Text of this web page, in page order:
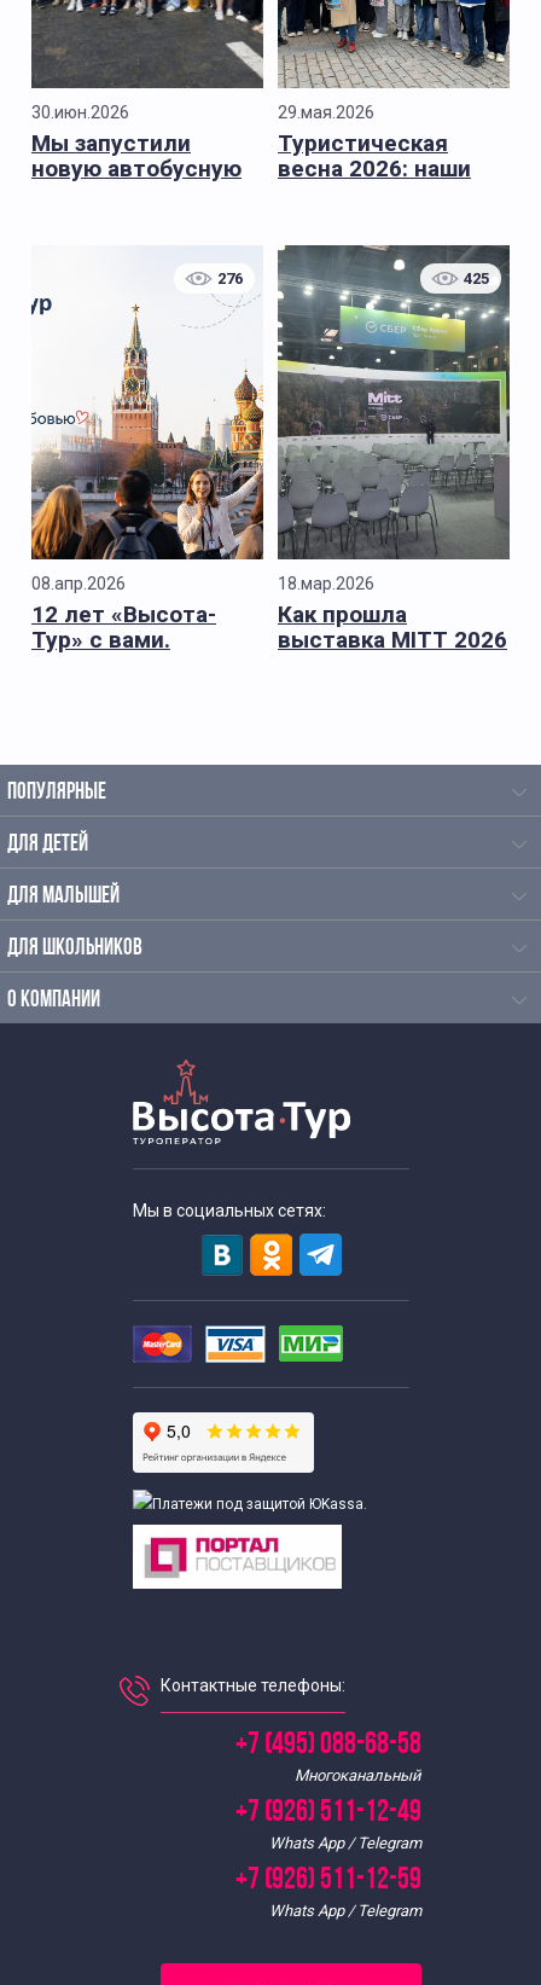
30.июн.2026
Мы запустили
новую автобусную
29.мая.2026
Туристическая
весна 2026: наши
276
08.апр.2026
12 лет «Высота-
Тур» с вами.
425
18.мар.2026
Как прошла
выставка MITT 2026
ПОПУЛЯРНЫЕ
ДЛЯ ДЕТЕЙ
ДЛЯ МАЛЫШЕЙ
ДЛЯ ШКОЛЬНИКОВ
О КОМПАНИИ
Мы в социальных сетях:
Контактные телефоны:
+7 (495) 088-68-58
Многоканальный
+7 (926) 511-12-49
Whats App / Telegram
+7 (926) 511-12-59
Whats App / Telegram